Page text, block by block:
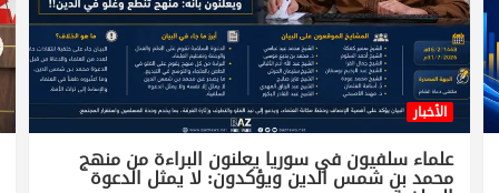
الأخبار
علماء سلفيون في سوريا يعلنون البراءة من منهج
محمد بن شمس الدين ويؤكدون: لا يمثل الدعوة